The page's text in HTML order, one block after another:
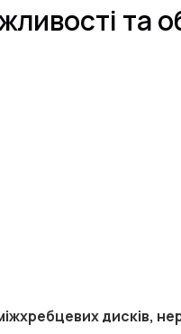
та
дисків,